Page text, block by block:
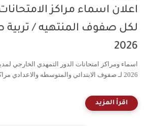
اعلان اسماء مراكز
لكل صفوف المنتهيه / تربية
2026
اسماء ومراكز امتحانات الدور التمهدي الخارجي
2026 لـ صفوف الابتدائي والمتوسطه والاعدادي مراكز امتحانات الدور الت...